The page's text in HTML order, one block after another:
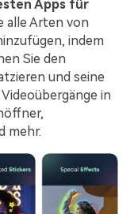
Apps für
alle Arten von
indem
Sie den
und seine
in
mehr.